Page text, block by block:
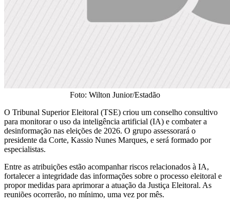
Foto: Wilton Junior/Estadão
O Tribunal Superior Eleitoral (TSE) criou um conselho consultivo
para monitorar o uso da inteligência artificial (IA) e combater a
desinformação nas eleições de 2026. O grupo assessorará o
presidente da Corte, Kassio Nunes Marques, e será formado por
especialistas.
Entre as atribuições estão acompanhar riscos relacionados à IA,
fortalecer a integridade das informações sobre o processo eleitoral e
propor medidas para aprimorar a atuação da Justiça Eleitoral. As
reuniões ocorrerão, no mínimo, uma vez por mês.